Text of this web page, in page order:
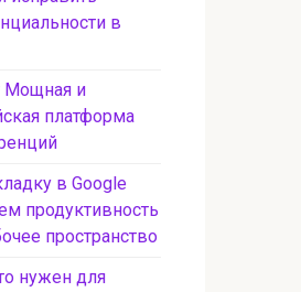
в
Мощная и
платформа
в Google
продуктивность
пространство
нужен для